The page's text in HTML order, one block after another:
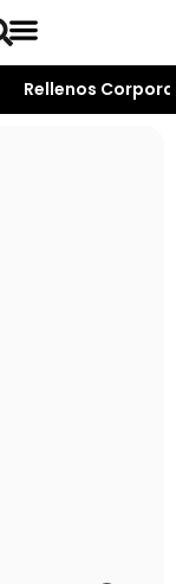
Rellenos